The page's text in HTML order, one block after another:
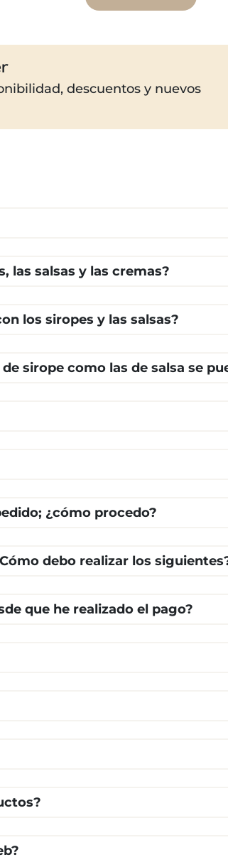
descuentos y nuevos
las salsas y las cremas?
los siropes y las salsas?
sirope como las de salsa se
¿cómo procedo?
debo realizar los
que he realizado el pago?